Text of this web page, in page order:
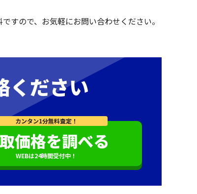
すので、お気軽にお問い合わせください。
ください
カンタン1分無料査定！
価格を調べる
WEBは24時間受付中！